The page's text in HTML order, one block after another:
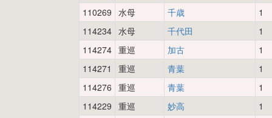
110269 水母 千歳
1
114234 水母 千代田
1
114274 重巡 加古
1
114271
重巡 青葉
1
114276 重巡 青葉
1
114229 重巡 妙高
1